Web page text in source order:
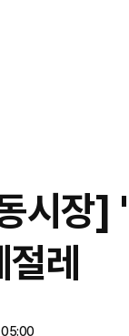
시장]
레